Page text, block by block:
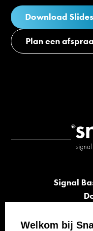
Download Slides
Plan een
Signal
Welkom bij